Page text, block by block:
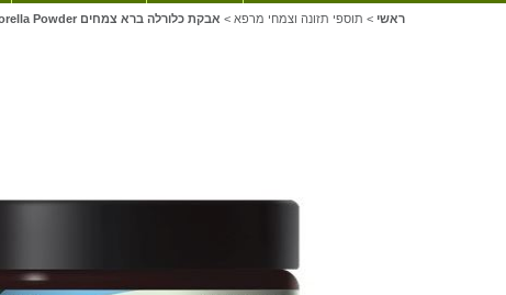
ראשי > תוספי תזונה וצמחי מרפא > אבקת כלורלה ברא צמחים Chllorella Powder